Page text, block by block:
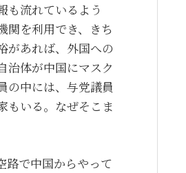
も流れているよう
関を利用でき、きち
があれば、外国への
治体が中国にマスク
の中には、与党議員
もいる。なぜそこま
路で中国からやって